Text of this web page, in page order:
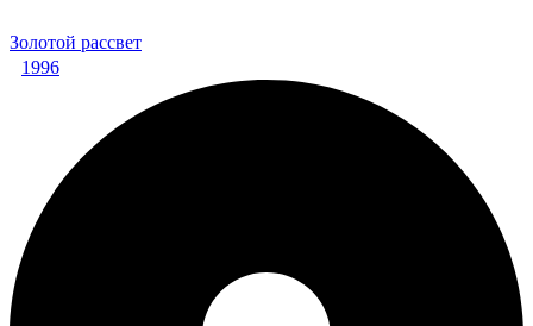
Золотой рассвет
1996